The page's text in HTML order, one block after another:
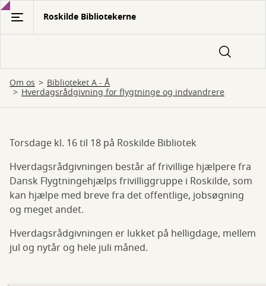
Gå
hovedindhold
Roskilde Bibliotekerne
Om os Biblioteket A - Å
Hverdagsrådgivning for flygtninge og indvandrere
Hverdagsrådgivning
for
flygtninge
og
indvandrere
Torsdage kl. 16 til 18 på Roskilde Bibliotek
Hverdagsrådgivningen består af frivillige hjælpere fra
Dansk Flygtningehjælps frivilliggruppe i Roskilde, som
kan hjælpe med breve fra det offentlige, jobsøgning
og meget andet.
Hverdagsrådgivningen er lukket på helligdage, mellem
jul og nytår og hele juli måned.